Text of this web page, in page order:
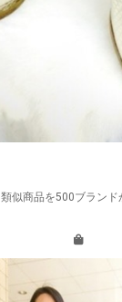
類似商品を500ブランド